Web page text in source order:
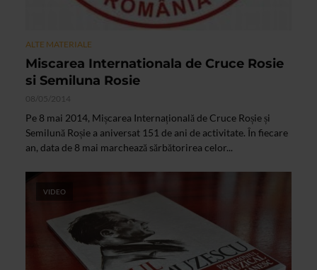
ALTE MATERIALE
Miscarea Internationala de Cruce Rosie
si Semiluna Rosie
08/05/2014
Pe 8 mai 2014, Mișcarea Internațională de Cruce Roșie și
Semilună Roșie a aniversat 151 de ani de activitate. În fiecare
an, data de 8 mai marchează sărbătorirea celor...
VIDEO